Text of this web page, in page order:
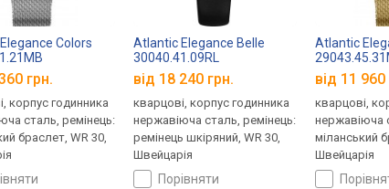
Colors
грн.
корпус годинника
сталь, ремінець:
браслет, WR 30,
Atlantic Elegance Belle
30040.41.09RL
від 18 240 грн.
кварцові, корпус годинника
нержавіюча сталь, ремінець:
ремінець шкіряний, WR 30,
Швейцарія
порівняти
Atlantic
від 11 960
кварцові,
нержавіюча
міланський
Швейцарія